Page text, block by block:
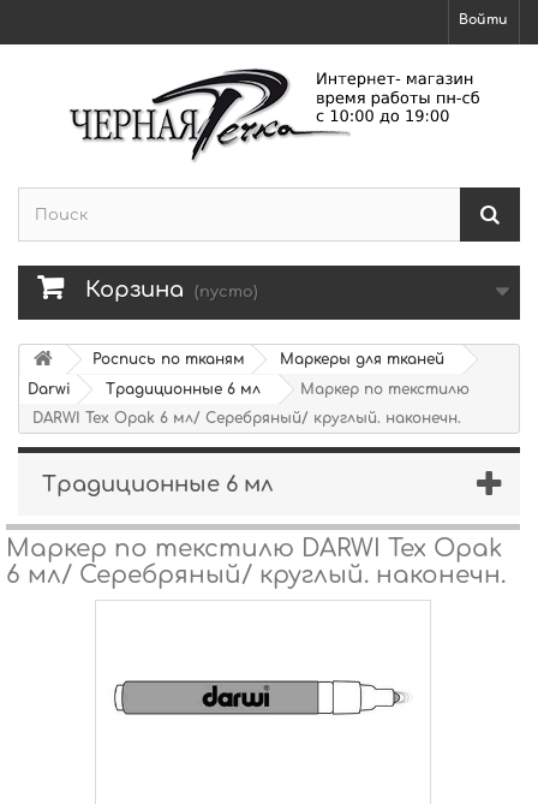
Войти
Корзина (пусто)
Роспись по тканям
Маркеры для тканей
Darwi
Традиционные 6 мл
Маркер по текстилю
DARWI Tex Opak 6 мл/ Серебряный/ круглый. наконечн.
Традиционные 6 мл
Маркер по текстилю DARWI Tex Opak
6 мл/ Серебряный/ круглый. наконечн.